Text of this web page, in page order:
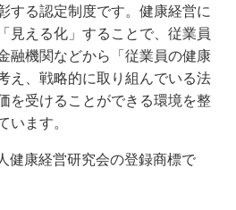
する認定制度です。健康経営に
見える化」することで、従業員
融機関などから「従業員の健康
え、戦略的に取り組んでいる法
を受けることができる環境を整
ます。
健康経営研究会の登録商標で